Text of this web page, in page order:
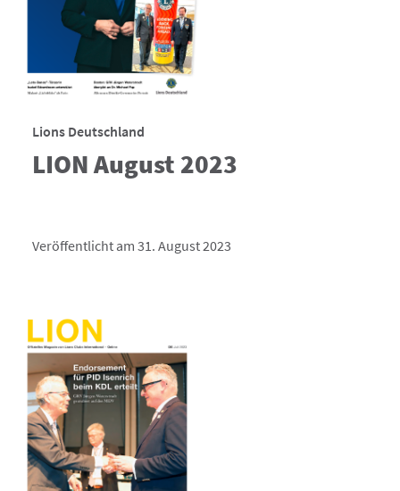
Lions Deutschland
LION August 2023
Veröffentlicht am 31. August 2023